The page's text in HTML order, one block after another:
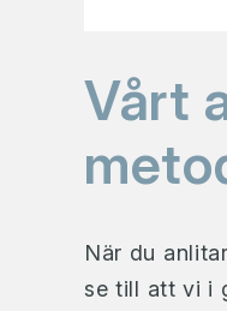
Vårt
När du
se till att vi i